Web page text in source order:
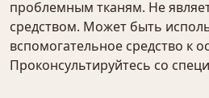
проблемным тканям. Не
средством. Может быть
вспомогательное средство к
Проконсультируйтесь со